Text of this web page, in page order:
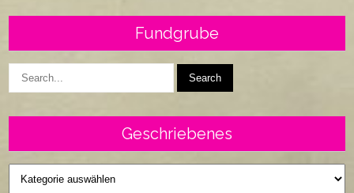
Fundgrube
Geschriebenes
Geschriebenes